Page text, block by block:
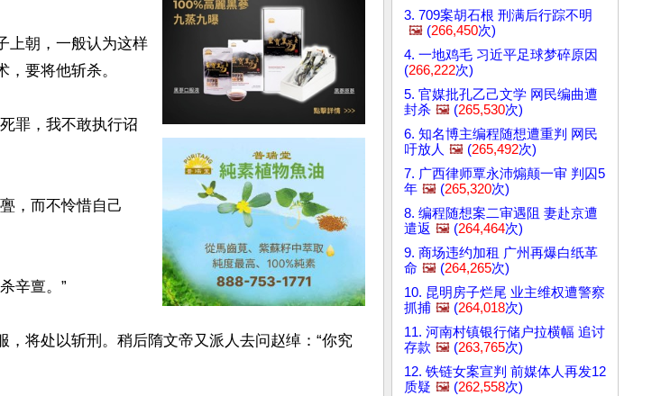
上朝，一般认为这样
要将他斩杀。
罪，我不敢执行诏
，而不怜惜自己
辛亶。”
，将处以斩刑。稍后隋文帝又派人去问赵绰：“你究
3. 709案胡石根 刑满后行踪不明
🖼️ (266,450次)
4. 一地鸡毛 习近平足球梦碎原因
(266,222次)
5. 官媒批孔乙己文学 网民编曲遭
封杀 🖼️ (265,530次)
6. 知名博主编程随想遭重判 网民
吁放人 🖼️ (265,492次)
7. 广西律师覃永沛煽颠一审 判囚5
年 🖼️ (265,320次)
8. 编程随想案二审遇阻 妻赴京遭
遣返 🖼️ (264,464次)
9. 商场违约加租 广州再爆白纸革
命 🖼️ (264,265次)
10. 昆明房子烂尾 业主维权遭警察
抓捕 🖼️ (264,018次)
11. 河南村镇银行储户拉横幅 追讨
存款 🖼️ (263,765次)
12. 铁链女案宣判 前媒体人再发12
质疑 🖼️ (262,558次)